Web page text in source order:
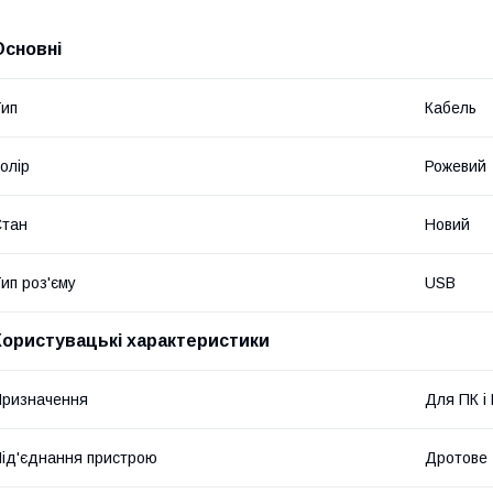
Кабель
Рожевий
Новий
роз'єму USB
характеристики
Для ПК і
пристрою Дротове